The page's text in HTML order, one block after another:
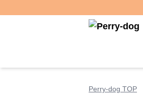
Perry-dog TOP